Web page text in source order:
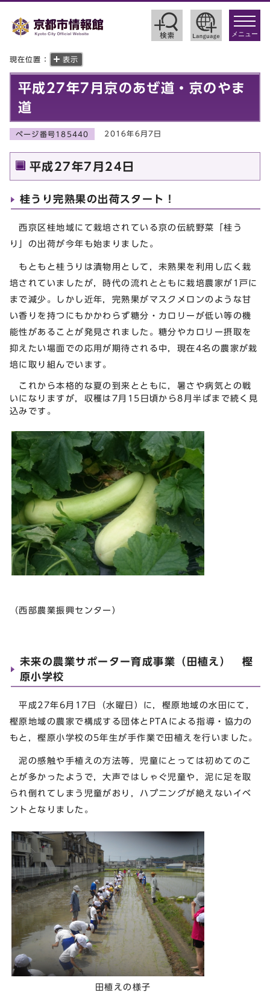
toggle
メニュー
現在位置： 表示
平成27年7月京のあぜ道・京のやま
道
ページ番号185440 2016年6月7日
平成27年7月24日
桂うり完熟果の出荷スタート！
西京区桂地域にて栽培されている京の伝統野菜「桂う
り」の出荷が今年も始まりました。
もともと桂うりは漬物用として，未熟果を利用し広く栽
培されていましたが，時代の流れとともに栽培農家が1戸に
まで減少。しかし近年，完熟果がマスクメロンのような甘
い香りを持つにもかかわらず糖分・カロリーが低い等の機
能性があることが発見されました。糖分やカロリー摂取を
抑えたい場面での応用が期待される中，現在4名の農家が栽
培に取り組んでいます。
これから本格的な夏の到来とともに，暑さや病気との戦
いになりますが，収穫は7月15日頃から8月半ばまで続く見
込みです。
（西部農業振興センター）
未来の農業サポーター育成事業（田植え） 樫
原小学校
平成27年6月17日（水曜日）に，樫原地域の水田にて，
樫原地域の農家で構成する団体とPTAによる指導・協力の
もと，樫原小学校の5年生が手作業で田植えを行いました。
泥の感触や手植えの方法等，児童にとっては初めてのこ
とが多かったようで，大声ではしゃぐ児童や，泥に足を取
られ倒れてしまう児童がおり，ハプニングが絶えないイベ
ントとなりました。
田植えの様子